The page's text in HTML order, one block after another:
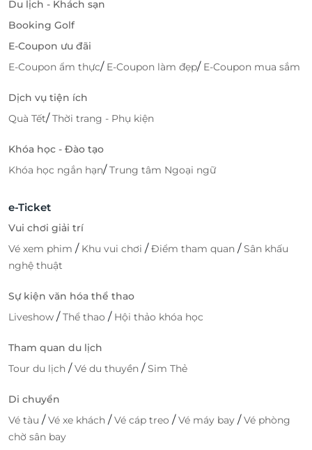
Du lịch - Khách sạn
Booking Golf
E-Coupon ưu đãi
E-Coupon ẩm thực/ E-Coupon làm đẹp/ E-Coupon mua sắm
Dịch vụ tiện ích
Quà Tết/Thời trang - Phụ kiện
Khóa học - Đào tạo
Khóa học ngắn hạn/Trung tâm Ngoại ngữ
e-Ticket
Vui chơi giải trí
Vé xem phim / Khu vui chơi /Điểm tham quan /Sân khấu
nghệ thuật
Sự kiện văn hóa thể thao
Liveshow /Thể thao / Hội thảo khóa học
Tham quan du lịch
Tour du lịch /Vé du thuyền /Sim Thẻ
Di chuyển
Vé tàu /Vé xe khách /Vé cáp treo /Vé máy bay /Vé phòng
chờ sân bay